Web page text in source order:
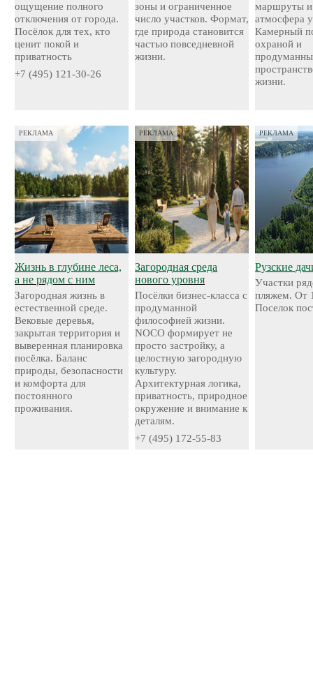
ощущение полного
отключения от города.
Посёлок для тех, кто
ценит покой и
приватность
+7 (495) 121-30-26
зоны и ограниченное
число участков. Формат,
где природа становится
частью повседневной
жизни.
маршруты и
атмосфера
Камерный
охраной и
жизни.
РЕКЛАМА
Жизнь в глубине леса,
а не рядом с ним
Загородная жизнь в
естественной среде.
Вековые деревья,
закрытая территория и
выверенная планировка
посёлка. Баланс
природы, безопасности
и комфорта для
постоянного
проживания.
РЕКЛАМА
Загородная среда
нового уровня
Посёлки бизнес-класса с
продуманной
философией жизни.
NOCO формирует не
просто застройку, а
целостную загородную
культуру.
Архитектурная логика,
приватность, природное
окружение и внимание к
деталям.
+7 (495) 172-55-83
РЕКЛАМА
Рузские
Участки
пляжем. От
Поселок